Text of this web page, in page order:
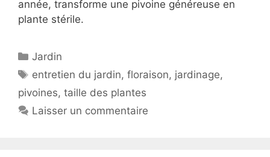
année, transforme une pivoine généreuse en
plante stérile.
Catégories
Jardin
Étiquettes
entretien du jardin,floraison, jardinage,
pivoines, taille des plantes
Laisser un commentaire